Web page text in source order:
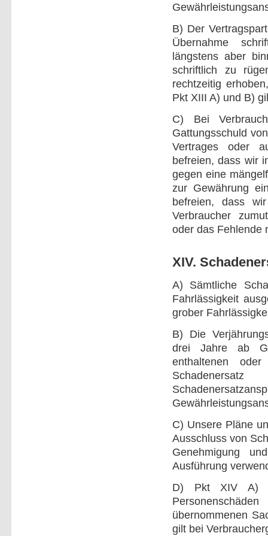
B) Der
Übernahme
längstens aber
schriftlich zu
rechtzeitig
Pkt XIII A) und B)
C) Bei
Gattungsschuld
Vertrages oder
befreien, dass wir
gegen eine
zur Gewährung
befreien, dass
Verbraucher
oder das Fehlende
XIV.
A) Sämtliche
Fahrlässigkeit
grober
B) Die
drei Jahre ab
enthaltenen
C) Unsere Pläne
Ausschluss von
Genehmigung
Ausführung
D) Pkt XIV A)
übernommenen
gilt bei